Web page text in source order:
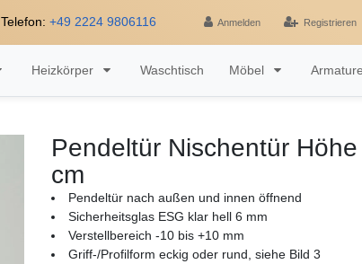
Telefon: +49 2224 9806116 Anmelden Registrieren
Heizkörper Waschtisch Möbel
Pendeltür Nischentür
cm
Pendeltür nach außen und innen öffnend
Sicherheitsglas ESG klar hell 6 mm
Verstellbereich -10 bis +10 mm
Griff-/Profilform eckig oder rund, siehe Bild 3